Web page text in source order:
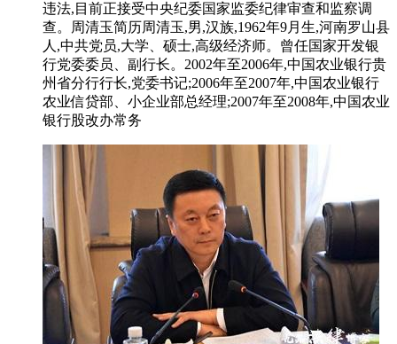
违法,目前正接受中央纪委国家监委纪律审查和监察调
查。周清玉简历周清玉,男,汉族,1962年9月生,河南罗山县
人,中共党员,大学、硕士,高级经济师。曾任国家开发银
行党委委员、副行长。2002年至2006年,中国农业银行贵
州省分行行长,党委书记;2006年至2007年,中国农业银行
农业信贷部、小企业部总经理;2007年至2008年,中国农业
银行股改办常务